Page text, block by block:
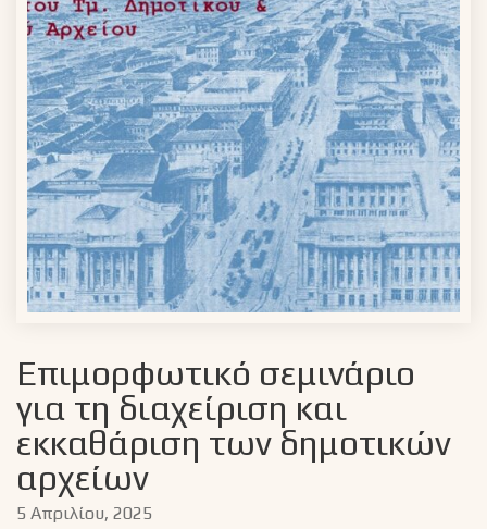
Επιμορφωτικό σεμινάριο
για τη διαχείριση και
εκκαθάριση των δημοτικών
αρχείων
5 Απριλίου, 2025